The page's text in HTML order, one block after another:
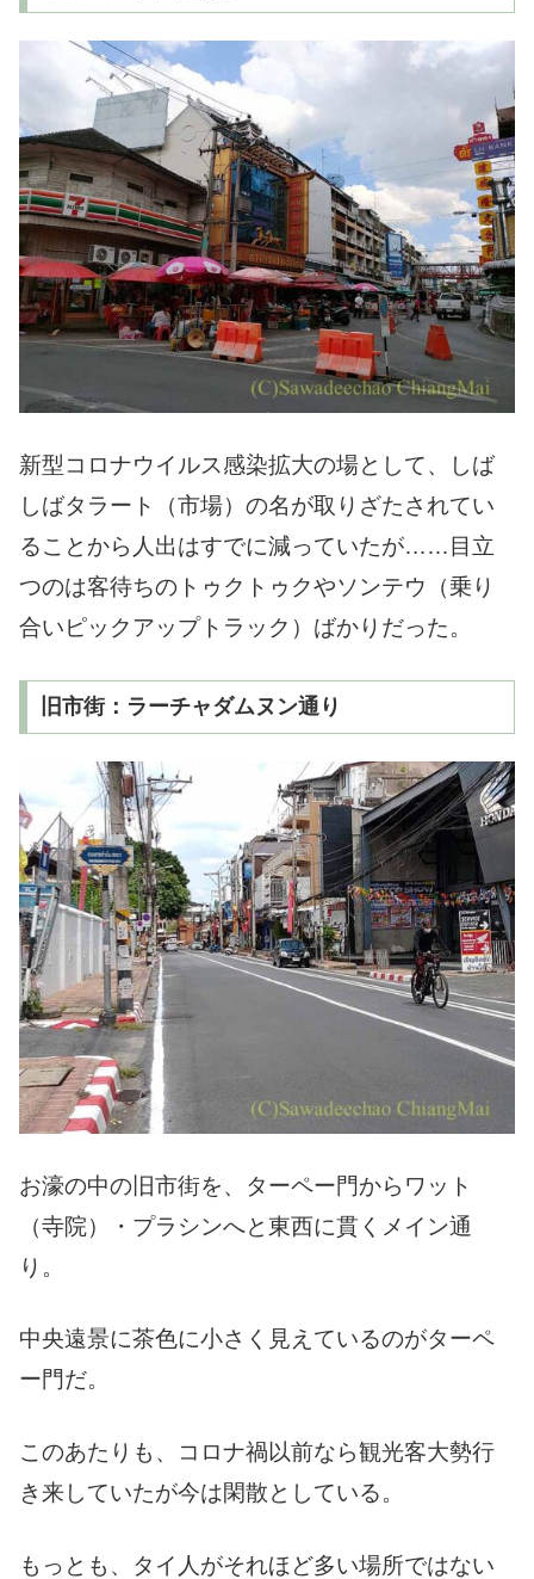
新型コロナウイルス感染拡大の場として、しば
しばタラート（市場）の名が取りざたされてい
ることから人出はすでに減っていたが……目立
つのは客待ちのトゥクトゥクやソンテウ（乗り
合いピックアップトラック）ばかりだった。
旧市街：ラーチャダムヌン通り
お濠の中の旧市街を、ターペー門からワット
（寺院）・プラシンへと東西に貫くメイン通
り。
中央遠景に茶色に小さく見えているのがターペ
ー門だ。
このあたりも、コロナ禍以前なら観光客大勢行
き来していたが今は閑散としている。
もっとも、タイ人がそれほど多い場所ではない